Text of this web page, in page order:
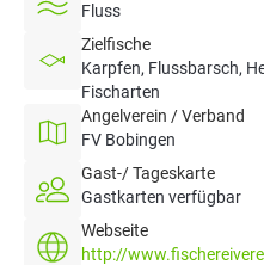
Fluss
Zielfische
Karpfen, Flussbarsch,
Fischarten
Angelverein / Verband
FV Bobingen
Gast-/ Tageskarte
Gastkarten verfügbar
Webseite
http://